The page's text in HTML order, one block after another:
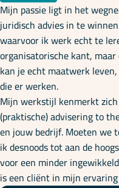
Mijn passie ligt in het
juridisch advies in te
waarvoor ik werk echt te
organisatorische kant,
kan je echt maatwerk
die er werken.
Mijn werkstijl kenmerkt
(praktische) advisering to
en jouw bedrijf. Moeten we
ik desnoods tot aan de
voor een minder
is een cliënt in mijn